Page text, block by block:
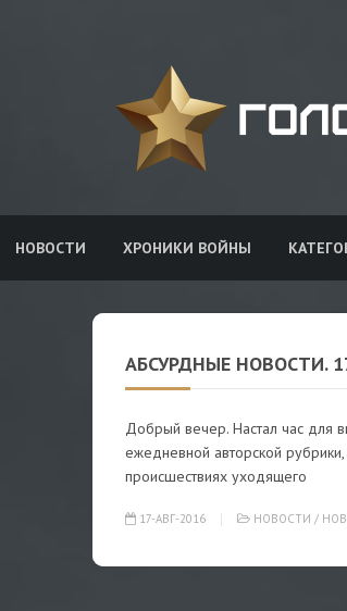
НОВОСТИ ХРОНИКИ ВОЙНЫ
АБСУРДНЫЕ НОВОСТИ.
Добрый вечер. Настал час для
ежедневной авторской
происшествиях уходящего
17-АВГ-2016 НОВОСТИ /